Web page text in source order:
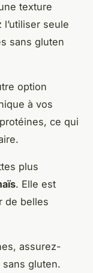
texture
seule
sans gluten
option
à vos
ce qui
plus
. Elle est
de belles
assurez-
sans gluten.